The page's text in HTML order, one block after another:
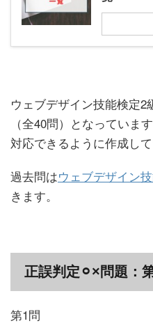
ウェブデザイン技能検定
（全40問）となっていま
対応できるように作成して
過去問はウェブデザイン
きます。
正誤判定⚪︎×問題：
第1問